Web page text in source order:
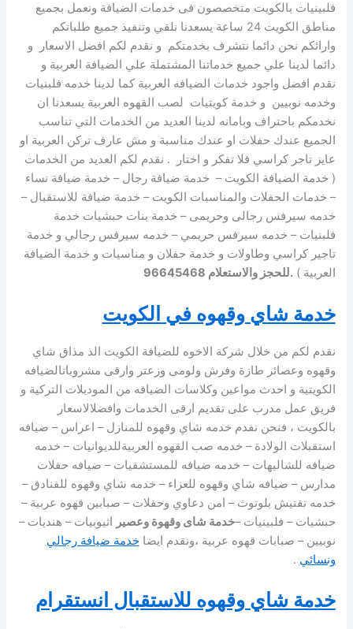
فلبينيات بالكويت متخصصون فى خدمات الضيافة ونعمل بجميع
مناطق الكويت 24 ساعة يسعدنا نلقي وتنفيذ جميع طلباتكم
وارائكم نحن دائما نتشرف بخدمتكم و نقدم لكم افضل الاسعار و
دائما لدينا علي جميع خدماتنا المشتملة علي الضيافة العربية و
نقدم افضل واجود خدمات الضيافه العربية كما لدينا خدمه فلبنيات
وخدمه نوبيين و خدمة كويتيات لصب القهوه العربية يسعدنا ان
نخدمكم باحتراف وبامانه لدينا العديد من الخدمات التي تناسب
الجميع عندك حفلات او عندك مناسبة و مش عارف تركن العربية او
عايز تاجر كراسي فلا تفكر و اختار . نقدم لكم العديد من الخدمات
( خدمة الضيافة الكويت – خدمة ضيافة رجال – خدمة ضيافة نساء
– خدمات الحفلات والمناسبات الكويت – خدمة ضيافة للاستقبال –
خدمه سيرفس رجالى وحريمى – خدمة بنات حبشيات خدمة
فلبنيات – خدمه سيرفس حريمي – خدمه سيرفس رجالي و خدمة
تاجير كراسي وطاولات و خدمة حفلان و مناسيات و خدمة الضيافة
العربية ).للحجز والاستعلام 96645468
خدمة شاي وقهوه في الكويت
نقدم لكم من خلال شركة الاخوه للضيافة الكويت الذ مذاق شاي
وقهوه وعصائر طازة وفرش ولومى وزعتر وارقى مشروباتالضيافه
الكويتية و احدث مواعين وكلاسات الضيافه من الموديلات التركية و
فريق عمل مدرب على تقديم ارقى الخدمات وافضلالاسعار
بالكويت ، فنحن نفدم خدمه شاي وقهوه للمنازل – اعراس – ضيافه
استقبلات الولادة – خدمه صب القهوه العربيةللديوانيات – خدمه
ضيافه للشاليهات – خدمه ضيافه للمستشفيات – ضيافه حفلات
مدارس – ضيافه شاي وقهوه للعزاء – خدمه شاي وقهوه للفنادق –
خدمه تفتيش بلوتوث – امن دعاوي وحفلات – صبابين قهوه عربية –
حبشيات – فلبينيات –خدمة شاى وقهوة وعصير اثيوبيات – هنديات –
نوبيين – صبابات قهوه عربية ،ونقدم ايضاخدمة ضيافة رجالي
ونسائي .
خدمة شاي وقهوه للاستقبال انستقرام